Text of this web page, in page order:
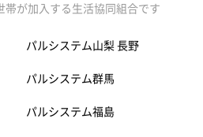
帯が加入する生活協同組合です
パルシステム山梨 長野
パルシステム群馬
パルシステム福島